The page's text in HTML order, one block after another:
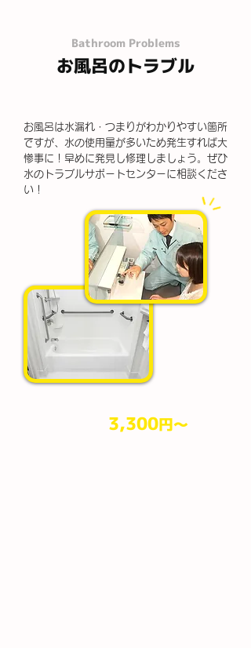
Bathroom Problems
お風呂のトラブル
お風呂は水漏れ・つまりがわかりやすい箇所
ですが、水の使用量が多いため発生すれば大
惨事に！早めに発見し修理しましょう。ぜひ
水のトラブルサポートセンターに相談くださ
い！
3,300円​～（税込）